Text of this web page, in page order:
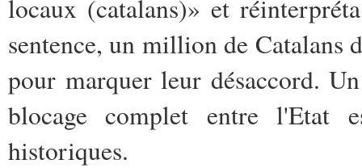
locaux (catalans)» et
sentence, un million de Catalans
pour marquer leur désaccord.
blocage complet entre l'Etat
historiques.